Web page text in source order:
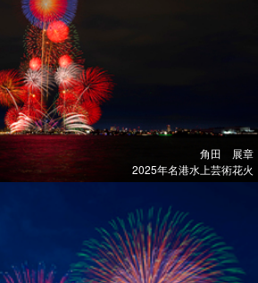
角田 展章
2025年名港水上芸術花火